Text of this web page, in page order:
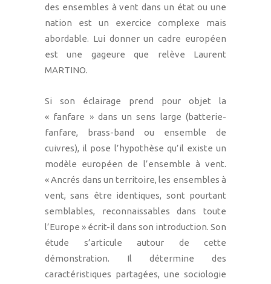
des ensembles à vent dans un état ou une
nation est un exercice complexe mais
abordable. Lui donner un cadre européen
est une gageure que relève Laurent
MARTINO.
Si son éclairage prend pour objet la
« fanfare » dans un sens large (batterie-
fanfare, brass-band ou ensemble de
cuivres), il pose l’hypothèse qu’il existe un
modèle européen de l’ensemble à vent.
« Ancrés dans un territoire, les ensembles à
vent, sans être identiques, sont pourtant
semblables, reconnaissables dans toute
l’Europe » écrit-il dans son introduction. Son
étude s’articule autour de cette
démonstration. Il détermine des
caractéristiques partagées, une sociologie